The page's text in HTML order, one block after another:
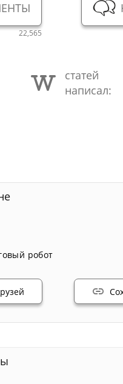
22,565
статей
написал:
робот